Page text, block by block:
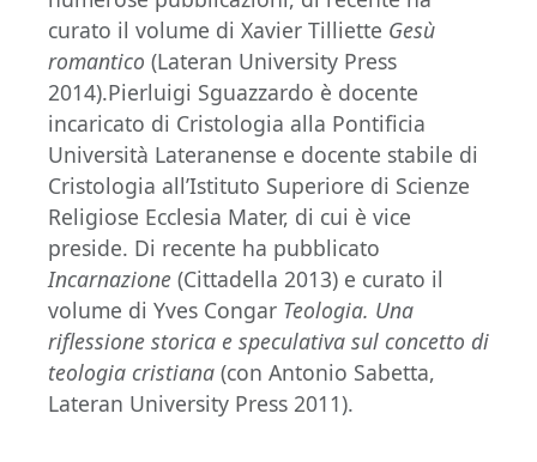
curato il volume di Xavier Tilliette Gesù
romantico (Lateran University Press
2014).Pierluigi Sguazzardo è docente
incaricato di Cristologia alla Pontificia
Università Lateranense e docente stabile di
Cristologia all’Istituto Superiore di Scienze
Religiose Ecclesia Mater, di cui è vice
preside. Di recente ha pubblicato
Incarnazione (Cittadella 2013) e curato il
volume di Yves Congar Teologia. Una
riflessione storica e speculativa sul concetto di
teologia cristiana (con Antonio Sabetta,
Lateran University Press 2011).